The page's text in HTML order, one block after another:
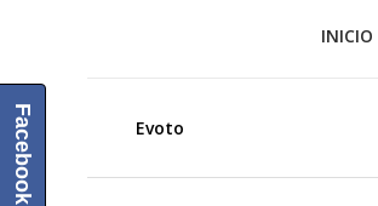
INICIO
Evoto
Facebook